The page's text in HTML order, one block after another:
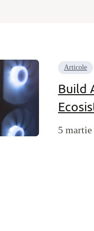
Articole
Build
5 martie